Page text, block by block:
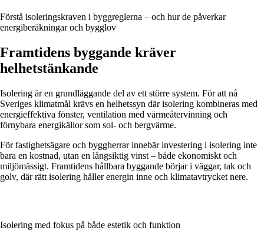
Förstå isoleringskraven i byggreglerna – och hur de påverkar
energiberäkningar och bygglov
Framtidens byggande kräver
helhetstänkande
Isolering är en grundläggande del av ett större system. För att nå
Sveriges klimatmål krävs en helhetssyn där isolering kombineras med
energieffektiva fönster, ventilation med värmeåtervinning och
förnybara energikällor som sol- och bergvärme.
För fastighetsägare och byggherrar innebär investering i isolering inte
bara en kostnad, utan en långsiktig vinst – både ekonomiskt och
miljömässigt. Framtidens hållbara byggande börjar i väggar, tak och
golv, där rätt isolering håller energin inne och klimatavtrycket nere.
Isolering med fokus på både estetik och funktion